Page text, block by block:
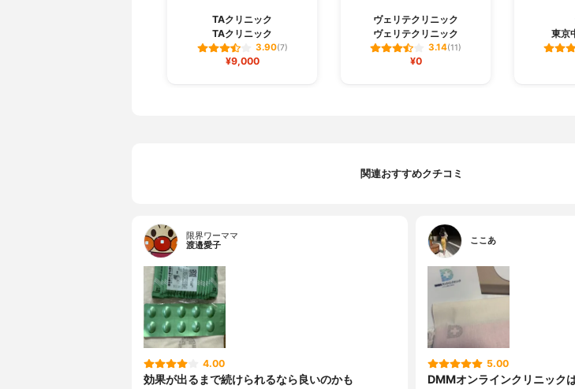
TAクリニック
TAクリニック
3.90(7)
¥9,000
ヴェリテクリニック
ヴェリテクリニック
3.14(11)
¥0
東京
関連おすすめクチコミ
限界ワーママ
渡邉愛子
4.00
効果が出るまで続けられるなら良いのかも
ここあ
5.00
DMMオンラインクリニック